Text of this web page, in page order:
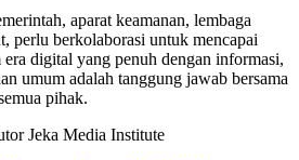
aparat keamanan, lembaga
perlu berkolaborasi untuk mencapai
digital yang penuh dengan informasi,
umum adalah tanggung jawab bersama
pihak.
Jeka Media Institute